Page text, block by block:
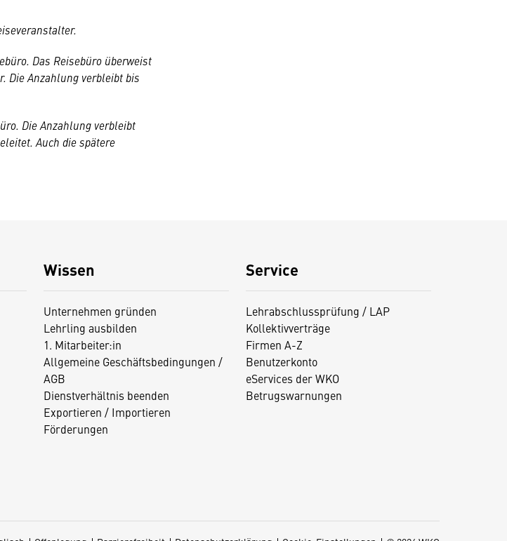
Das Reisebüro überweist
Die Anzahlung verbleibt bis
Die Anzahlung verbleibt
Auch die spätere
Wissen
Unternehmen gründen
Lehrling ausbilden
1. Mitarbeiter:in
Allgemeine Geschäftsbedingungen /
AGB
Dienstverhältnis beenden
Exportieren / Importieren
Förderungen
Service
Lehrabschlussprüfung / LAP
Kollektivverträge
Firmen A-Z
Benutzerkonto
eServices der WKO
Betrugswarnungen